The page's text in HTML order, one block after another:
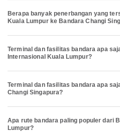
Berapa banyak penerbangan yang
Kuala Lumpur ke Bandara Changi
Terminal dan fasilitas bandara apa
Internasional Kuala Lumpur?
Terminal dan fasilitas bandara apa
Changi Singapura?
Apa rute bandara paling populer dari
Lumpur?